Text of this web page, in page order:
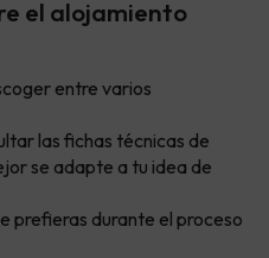
el alojamiento
entre varios
las fichas técnicas de
se adapte a tu idea de
prefieras durante el proceso